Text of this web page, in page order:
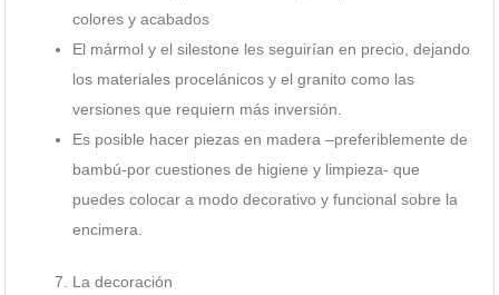
colores y acabados
El mármol y el silestone les seguirían en precio, dejando
los materiales procelánicos y el granito como las
versiones que requiern más inversión.
Es posible hacer piezas en madera –preferiblemente de
bambú-por cuestiones de higiene y limpieza- que
puedes colocar a modo decorativo y funcional sobre la
encimera.
La decoración